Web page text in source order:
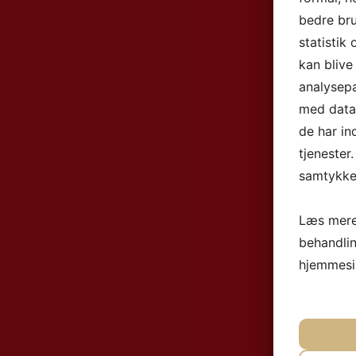
bedre
statistik
kan
med
de har
Læs